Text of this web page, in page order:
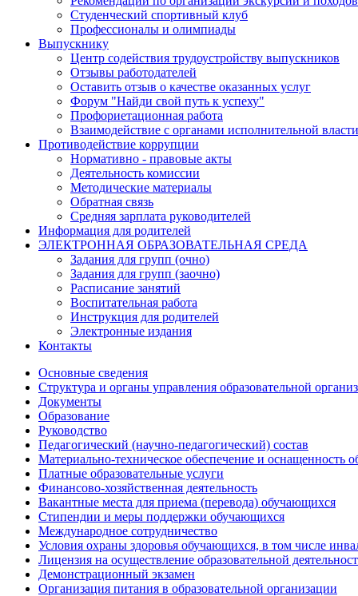
Студенческий спортивный клуб
Профессионалы и олимпиады
Выпускнику
Центр содействия трудоустройству выпускников
Отзывы работодателей
Оставить отзыв о качестве оказанных услуг
Форум "Найди свой путь к успеху"
Профориетационная работа
Взаимодействие с органами исполнительной власти
Противодействие коррупции
Нормативно - правовые акты
Деятельность комиссии
Методические материалы
Обратная связь
Средняя зарплата руководителей
Информация для родителей
ЭЛЕКТРОННАЯ ОБРАЗОВАТЕЛЬНАЯ СРЕДА
Задания для групп (очно)
Задания для групп (заочно)
Расписание занятий
Воспитательная работа
Инструкция для родителей
Электронные издания
Контакты
Основные сведения
Структура и органы управления образовательной
Документы
Образование
Руководство
Педагогический (научно-педагогический) состав
Материально-техническое обеспечение и оснащенность
Платные образовательные услуги
Финансово-хозяйственная деятельность
Вакантные места для приема (перевода) обучающихся
Стипендии и меры поддержки обучающихся
Международное сотрудничество
Условия охраны здоровья обучающихся, в том числе
Лицензия на осуществление образовательной
Демонстрационный экзамен
Организация питания в образовательной организации